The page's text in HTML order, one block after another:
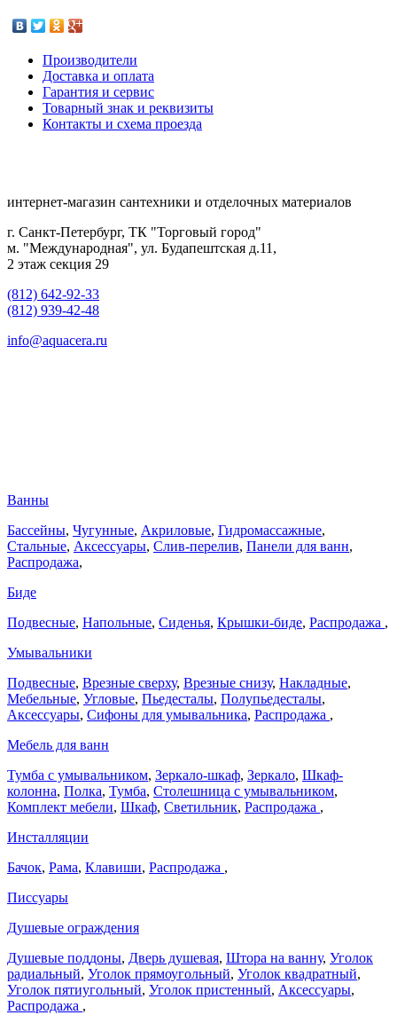
Производители
Доставка и оплата
Гарантия и сервис
Товарный знак и реквизиты
Контакты и схема проезда
интернет-магазин сантехники и отделочных материалов
г. Санкт-Петербург, ТК "Торговый город"
м. "Международная", ул. Будапештская д.11,
2 этаж секция 29
(812) 642-92-33
(812) 939-42-48
info@aquacera.ru
Ванны
Бассейны, Чугунные, Акриловые, Гидромассажные,
Стальные, Аксессуары, Слив-перелив, Панели для ванн,
Распродажа,
Биде
Подвесные, Напольные, Сиденья, Крышки-биде, Распродажа ,
Умывальники
Подвесные, Врезные сверху, Врезные снизу, Накладные,
Мебельные, Угловые, Пьедесталы, Полупьедесталы,
Аксессуары, Сифоны для умывальника, Распродажа ,
Мебель для ванн
Тумба с умывальником, Зеркало-шкаф, Зеркало, Шкаф-
колонна, Полка, Тумба, Столешница с умывальником,
Комплект мебели, Шкаф, Светильник, Распродажа ,
Инсталляции
Бачок, Рама, Клавиши, Распродажа ,
Писсуары
Душевые ограждения
Душевые поддоны, Дверь душевая, Штора на ванну, Уголок
радиальный, Уголок прямоугольный, Уголок квадратный,
Уголок пятиугольный, Уголок пристенный, Аксессуары,
Распродажа ,